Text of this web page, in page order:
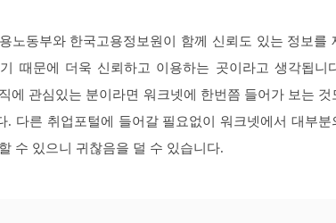
노동부와 한국고용정보원이 함께 신뢰도 있는 정보를
때문에 더욱 신뢰하고 이용하는 곳이라고 생각됩니
에 관심있는 분이라면 워크넷에 한번쯤 들어가 보는 것
. 다른 취업포털에 들어갈 필요없이 워크넷에서 대부분
수 있으니 귀찮음을 덜 수 있습니다.